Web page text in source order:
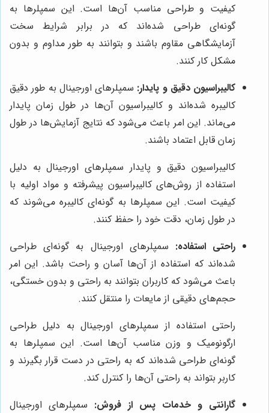
کیفیت و طراحی مناسب آن‌ها است. این سمپلرها به
گونه‌ای طراحی شده‌اند که در برابر شرایط سخت
آزمایشگاهی مقاوم باشند و بتوانند به طور مداوم و بدون
مشکل کار کنند.
کالیبراسیون دقیق و پایدار: سمپلرهای اورجینال به طور دقیق
کالیبره شده‌اند و کالیبراسیون آن‌ها در طول زمان پایدار
می‌ماند. این امر باعث می‌شود که نتایج آزمایش‌ها در طول
زمان قابل اعتماد باشند.
کالیبراسیون دقیق و پایدار سمپلرهای اورجینال به دلیل
استفاده از روش‌های کالیبراسیون پیشرفته و مواد اولیه با
کیفیت است. این سمپلرها به گونه‌ای کالیبره می‌شوند که
در طول زمان، دقت خود را حفظ کنند.
راحتی استفاده: سمپلرهای اورجینال به گونه‌ای طراحی
شده‌اند که استفاده از آن‌ها آسان و راحت باشد. این امر
باعث می‌شود که کاربران بتوانند به راحتی و بدون خستگی،
حجم‌های دقیقی از مایعات را منتقل کنند.
راحتی استفاده از سمپلرهای اورجینال به دلیل طراحی
ارگونومیک و وزن مناسب آن‌ها است. این سمپلرها به
گونه‌ای طراحی شده‌اند که به راحتی در دست قرار بگیرند و
کاربر بتواند به راحتی آن‌ها را کنترل کند.
گارانتی و خدمات پس از فروش: سمپلرهای اورجینال